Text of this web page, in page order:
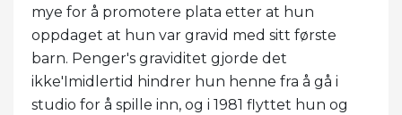
mye for å promotere plata etter at hun
oppdaget at hun var gravid med sitt første
barn. Penger's graviditet gjorde det
ikke'Imidlertid hindrer hun henne fra å gå i
studio for å spille inn, og i 1981 flyttet hun og